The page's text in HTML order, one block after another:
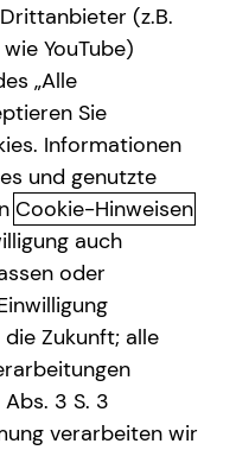
– wenn man
Ziele zu machen:
Geldanlage. Ehrlich,
(z.B.
YouTube)
„Alle
Sie
Informationen
und genutzte
Cookie-Hinweisen
auch
oder
Zukunft; alle
3 S. 3
verarbeiten wir